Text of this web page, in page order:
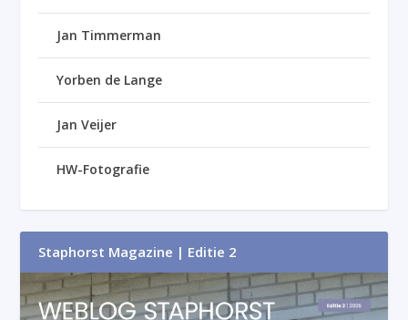
Jan Timmerman
Yorben de Lange
Jan Veijer
HW-Fotografie
Staphorst Magazine | Editie 2